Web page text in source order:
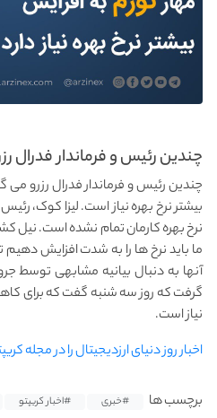
چندین رئیس و فرماندار فدرال
چندین رئیس و فرماندار فدرال رزرو می
بیشتر نرخ بهره نیاز است. لیزا کوک،
نرخ بهره کارمان تمام نشده است. نیل
ما باید نرخ ها را به شدت افزایش
آنها به دنبال بیانیه مشابهی توسط
گرفت که روز سه شنبه گفت که برای
نیاز است.
اخبار روز دنیای ارزدیجیتال را در مجله
برچسب ها #خبری #اخبار کریپتو